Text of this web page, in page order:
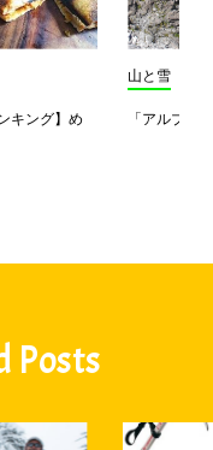
キング】め
山と雪
「アルプス
Posts